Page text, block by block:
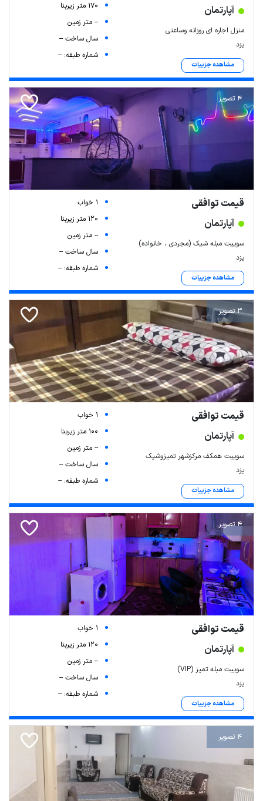
آپارتمان
منزل اجاره ای روزانه وساعتی
یزد
مشاهده جزییات
170 متر زیربنا
-- متر زمین
سال ساخت --
شماره طبقه: --
4 تصویر
قیمت توافقی
آپارتمان
سوییت مبله شیک (مجردی ، خانواده)
یزد
مشاهده جزییات
1 خواب
120 متر زیربنا
-- متر زمین
سال ساخت --
شماره طبقه: --
3 تصویر
قیمت توافقی
آپارتمان
سوییت همکف مرکزشهر تمیزوشیک
یزد
مشاهده جزییات
1 خواب
100 متر زیربنا
-- متر زمین
سال ساخت --
شماره طبقه: --
4 تصویر
قیمت توافقی
آپارتمان
سوییت مبله تمیز (VIP)
یزد
مشاهده جزییات
1 خواب
120 متر زیربنا
-- متر زمین
سال ساخت --
شماره طبقه: --
4 تصویر